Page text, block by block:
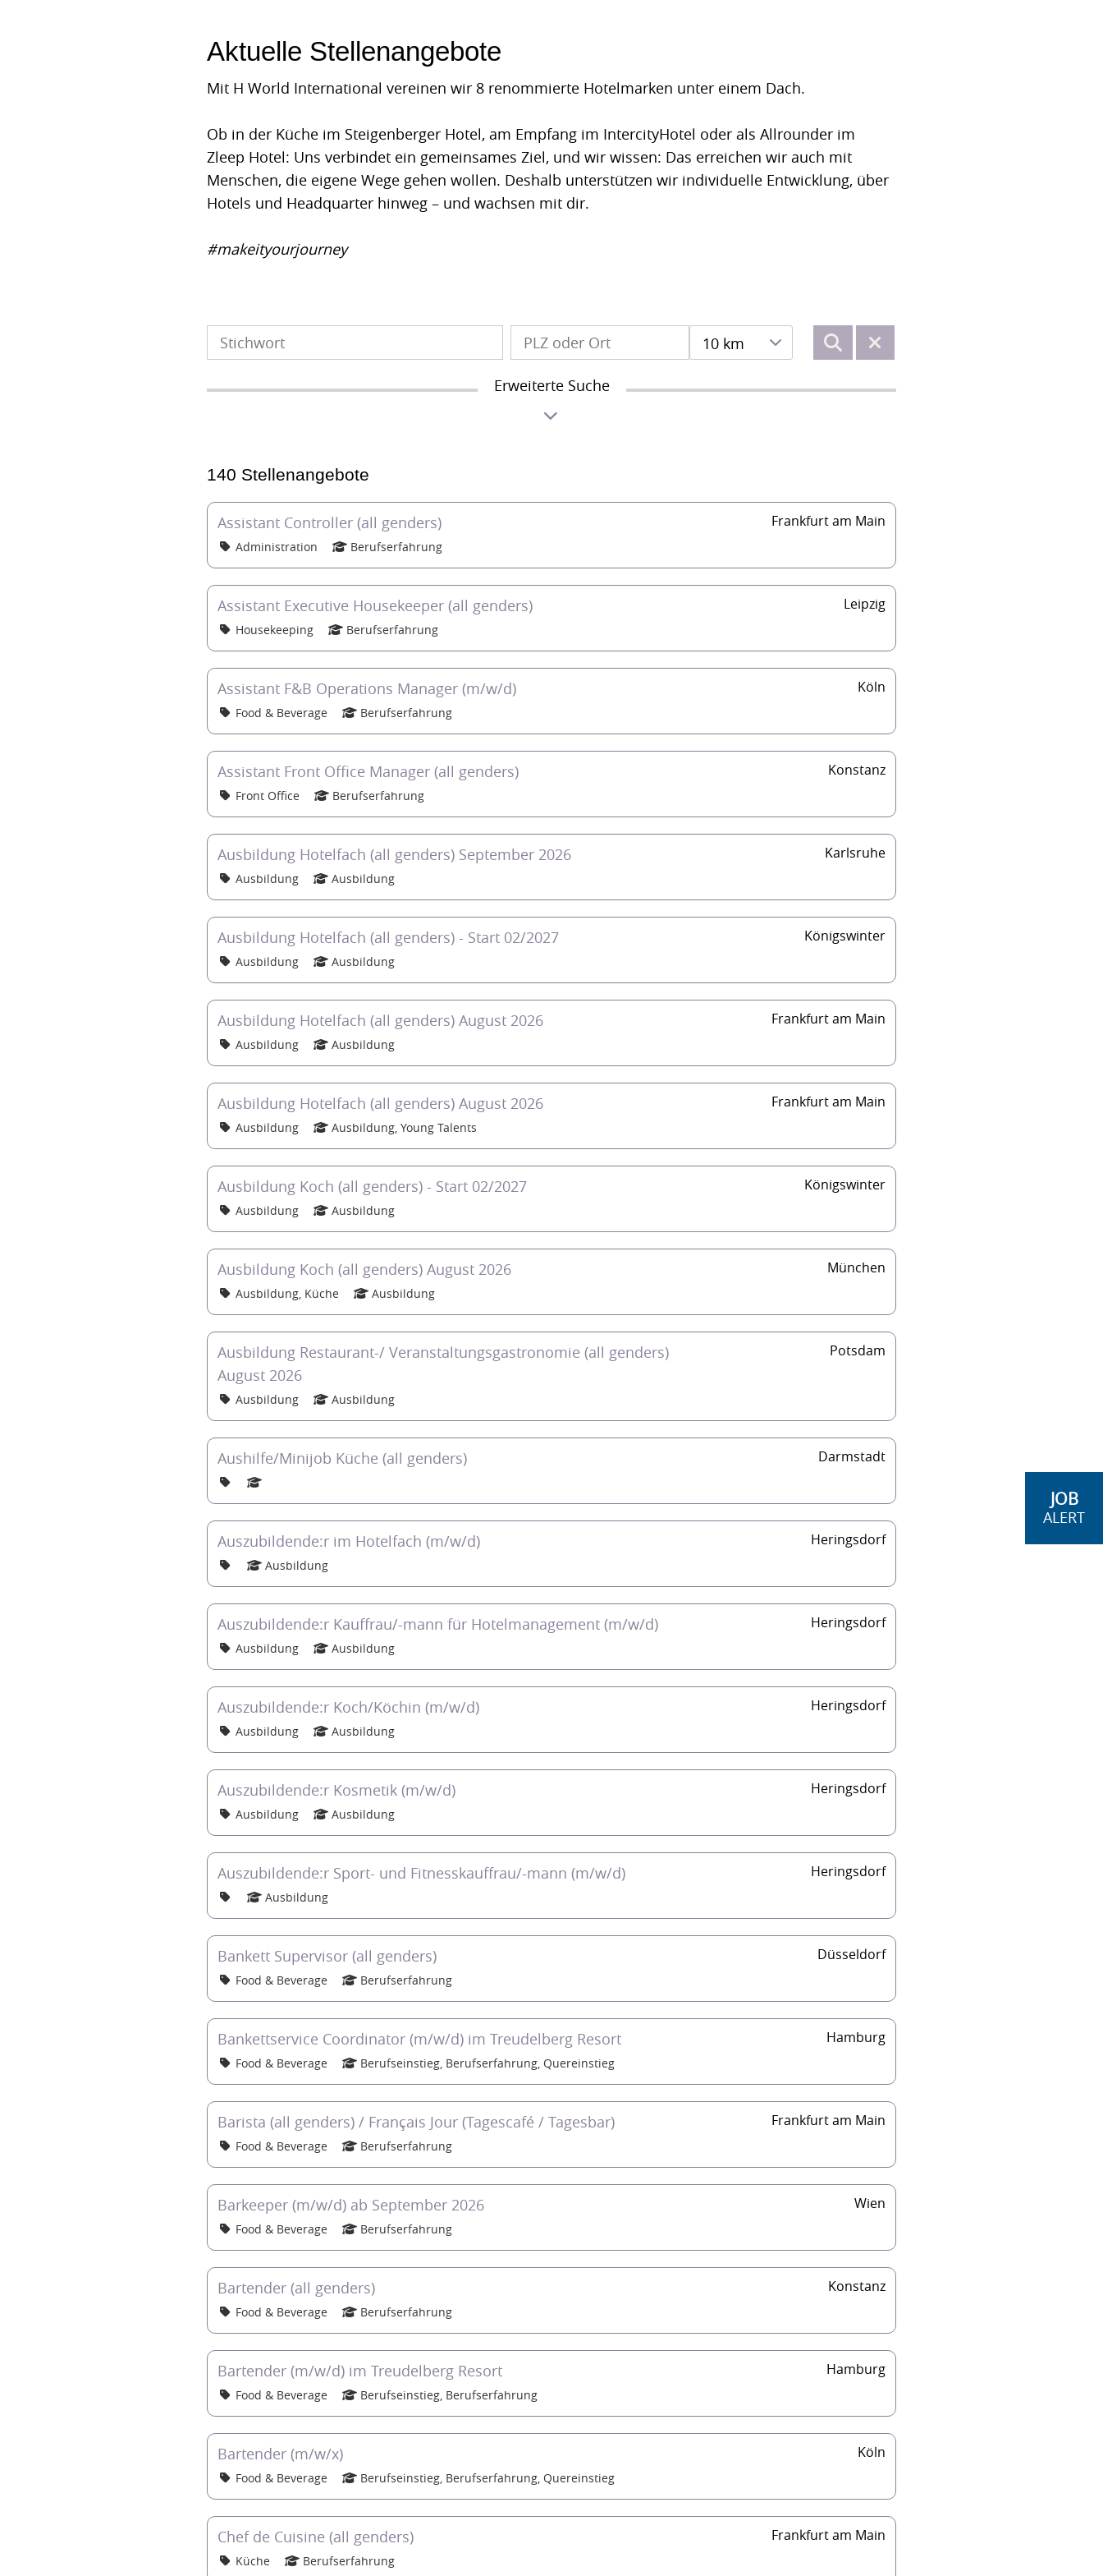
Aktuelle Stellenangebote
Mit H World International vereinen wir 8 renommierte Hotelmarken unter einem Dach.
Ob in der Küche im Steigenberger Hotel, am Empfang im IntercityHotel oder als Allrounder im
Zleep Hotel: Uns verbindet ein gemeinsames Ziel, und wir wissen: Das erreichen wir auch mit
Menschen, die eigene Wege gehen wollen. Deshalb unterstützen wir individuelle Entwicklung, über
Hotels und Headquarter hinweg – und wachsen mit dir.
#makeityourjourney
10 km
Erweiterte Suche
140 Stellenangebote
Assistant Controller (all genders)
Administration Berufserfahrung
Frankfurt am Main
Assistant Executive Housekeeper (all genders)
Housekeeping Berufserfahrung
Leipzig
Assistant F&B Operations Manager (m/w/d)
Food & Beverage Berufserfahrung
Köln
Assistant Front Office Manager (all genders)
Front Office Berufserfahrung
Konstanz
Ausbildung Hotelfach (all genders) September 2026
Ausbildung Ausbildung
Karlsruhe
Ausbildung Hotelfach (all genders) - Start 02/2027
Ausbildung Ausbildung
Königswinter
Ausbildung Hotelfach (all genders) August 2026
Ausbildung Ausbildung
Frankfurt am Main
Ausbildung Hotelfach (all genders) August 2026
Ausbildung Ausbildung, Young Talents
Frankfurt am Main
Ausbildung Koch (all genders) - Start 02/2027
Ausbildung Ausbildung
Königswinter
Ausbildung Koch (all genders) August 2026
Ausbildung, Küche Ausbildung
München
Ausbildung Restaurant-/ Veranstaltungsgastronomie (all genders)
August 2026
Ausbildung Ausbildung
Potsdam
Aushilfe/Minijob Küche (all genders) Darmstadt
Auszubildende:r im Hotelfach (m/w/d)
Ausbildung
Heringsdorf
Auszubildende:r Kauffrau/-mann für Hotelmanagement (m/w/d)
Ausbildung Ausbildung
Heringsdorf
Auszubildende:r Koch/Köchin (m/w/d)
Ausbildung Ausbildung
Heringsdorf
Auszubildende:r Kosmetik (m/w/d)
Ausbildung Ausbildung
Heringsdorf
Auszubildende:r Sport- und Fitnesskauffrau/-mann (m/w/d)
Ausbildung
Heringsdorf
Bankett Supervisor (all genders)
Food & Beverage Berufserfahrung
Düsseldorf
Bankettservice Coordinator (m/w/d) im Treudelberg Resort
Food & Beverage Berufseinstieg, Berufserfahrung, Quereinstieg
Hamburg
Barista (all genders) / Français Jour (Tagescafé / Tagesbar)
Food & Beverage Berufserfahrung
Frankfurt am Main
Barkeeper (m/w/d) ab September 2026
Food & Beverage Berufserfahrung
Wien
Bartender (all genders)
Food & Beverage Berufserfahrung
Konstanz
Bartender (m/w/d) im Treudelberg Resort
Food & Beverage Berufseinstieg, Berufserfahrung
Hamburg
Bartender (m/w/x)
Food & Beverage Berufseinstieg, Berufserfahrung, Quereinstieg
Köln
Chef de Cuisine (all genders)
Küche Berufserfahrung
Frankfurt am Main
JOB
ALERT